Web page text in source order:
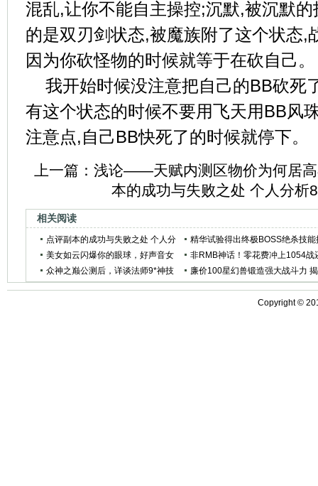
混乱,让你不能自主操控;沉默,被沉默
的是双刃剑状态,被魔族附了这个状态,
因为你砍怪物的时候就等于在砍自己。
我开始时候没注意把自己的BB砍死
有这个状态的时候不要用飞天用BB风
注意点,自己BB快死了的时候就停下。
上一篇： 浅论——天赋内测区物价为何居
本的成功与失败之处 个人分析
相关阅读
点评副本的成功与失败之处 个人分
析8大任务奖励
精华试验得出终极BOSS绝杀技能
秘与应对方法
美女如云闪爆你的眼球，好声音女
神资料大曝光
非RMB神话！零花费冲上1054战
是全区最大魔石商人
众神之巅公测后，详谈法师9*神技
廉价100星幻兽锻造强大战斗力 揭
Copyright ©